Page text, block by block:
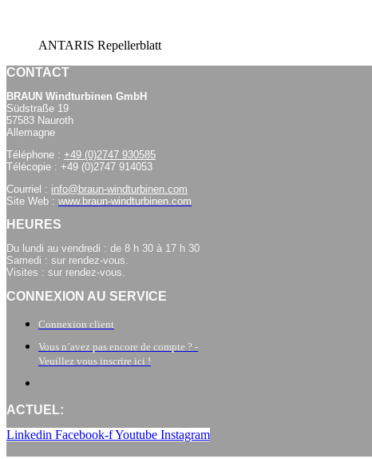
ANTARIS Repellerblatt
CONTACT
BRAUN Windturbinen GmbH
Südstraße 19
57583 Nauroth
Allemagne
Téléphone : +49 (0)2747 930585
Télécopie : +49 (0)2747 914053
Courriel : info@braun-windturbinen.com
Site Web : www.braun-windturbinen.com
HEURES
Du lundi au vendredi : de 8 h 30 à 17 h 30
Samedi : sur rendez-vous.
Visites : sur rendez-vous.
CONNEXION AU SERVICE
Connexion client
Vous n’avez pas encore de compte ? -
Veuillez vous inscrire ici !
ACTUEL:
Linkedin Facebook-fYoutube Instagram